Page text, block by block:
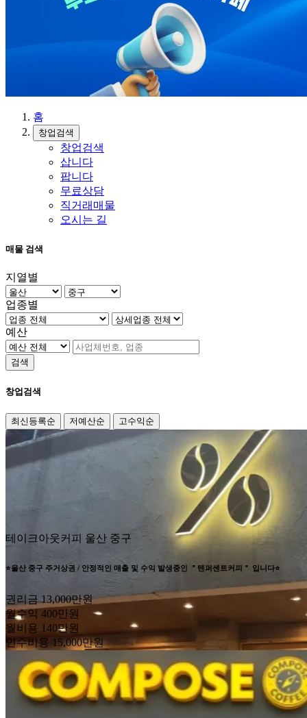
홈
창업검색
창업검색
삽니다
팝니다
무료상담
직거래매물
오시는 길
매물 검색
지열별
업종별
예산
검색
창업검색
최신등록순 저예산순 고수익순
테이크아웃커피 울산 중구
⭐울산 중구 주거상권 / 안정적인 매출 및 수익 발생중인 ＂텐퍼센트커피＂ 입니다⭐
권리금 13,000만원
월수익 400만원
월비용 140만원
인수비용 15,000만원